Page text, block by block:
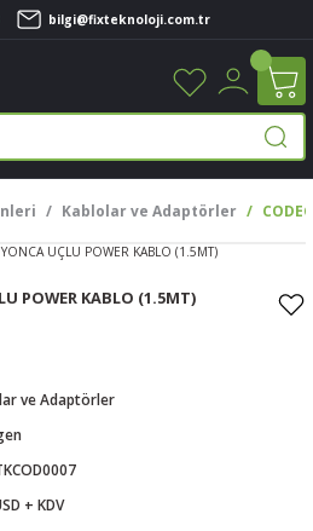
bilgi@fixteknoloji.com.tr
Kablolar ve Adaptörler
POWER KABLO (1.5MT)
ve Adaptörler
+ KDV